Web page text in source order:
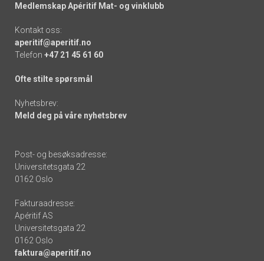
Medlemskap Apéritif Mat- og vinklubb
Kontakt oss:
aperitif@aperitif.no
Telefon +47 21 45 61 60
Ofte stilte spørsmål
Nyhetsbrev:
Meld deg på våre nyhetsbrev
Post- og besøksadresse:
Universitetsgata 22
0162 Oslo
Fakturaadresse:
Apéritif AS
Universitetsgata 22
0162 Oslo
faktura@aperitif.no